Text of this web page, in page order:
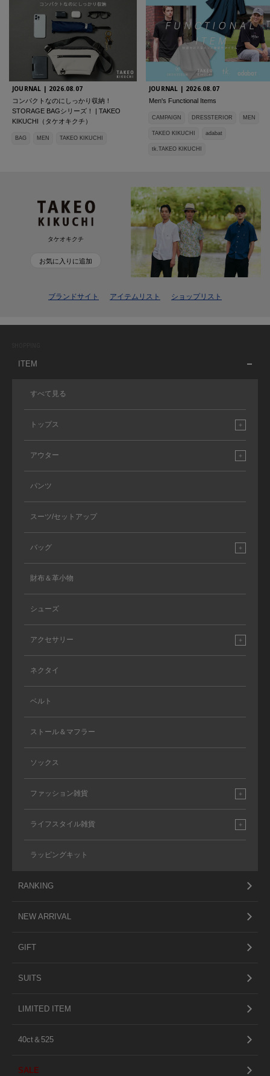
JOURNAL | 2026.08.07
コンパクトなのにしっかり収納！
STORAGE BAGシリーズ！ | TAKEO
KIKUCHI（タケオキクチ）
BAG MEN TAKEO KIKUCHI
JOURNAL | 2026.08.07
Men's Functional Items
CAMPAIGN DRESSTERIOR MEN
TAKEO KIKUCHI adabat
tk.TAKEO KIKUCHI
タケオキクチ
お気に入りに追加
ブランドサイト アイテムリスト ショップリスト
ITEM
すべて見る
トップス
アウター
パンツ
スーツ/セットアップ
バッグ
財布＆革小物
シューズ
アクセサリー
ネクタイ
ベルト
ストール＆マフラー
ソックス
ファッション雑貨
ライフスタイル雑貨
ラッピングキット
RANKING
NEW ARRIVAL
GIFT
SUITS
LIMITED ITEM
40ct＆525
SALE